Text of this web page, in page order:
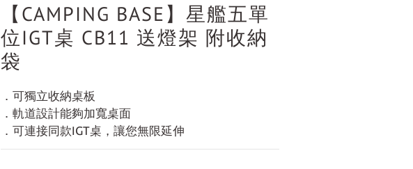
【CAMPING BASE】星艦五單
位IGT桌 CB11 送燈架 附收納
袋
．可獨立收納桌板
．軌道設計能夠加寬桌面
．可連接同款IGT桌，讓您無限延伸